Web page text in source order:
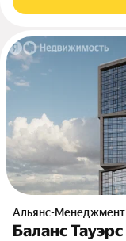
Альянс-Менеджмент
Баланс Тауэрс